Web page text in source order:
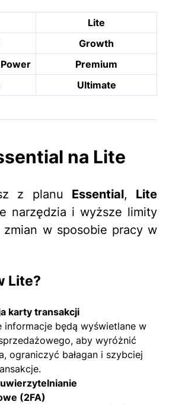
Lite
Growth
Power
Premium
Ultimate
na Lite
z planu Essential, Lite
narzędzia i wyższe limity
w sposobie pracy w
Lite?
karty transakcji
informacje będą wyświetlane w
aby wyróżnić
ograniczyć bałagan i szybciej
(2FA)